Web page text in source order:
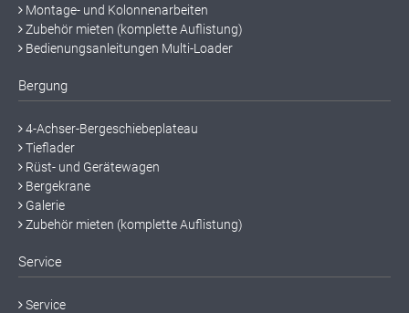
Montage- und Kolonnenarbeiten
Zubehör mieten (komplette Auflistung)
Bedienungsanleitungen Multi-Loader
Bergung
4-Achser-Bergeschiebeplateau
Tieflader
Rüst- und Gerätewagen
Bergekrane
Galerie
Zubehör mieten (komplette Auflistung)
Service
Service